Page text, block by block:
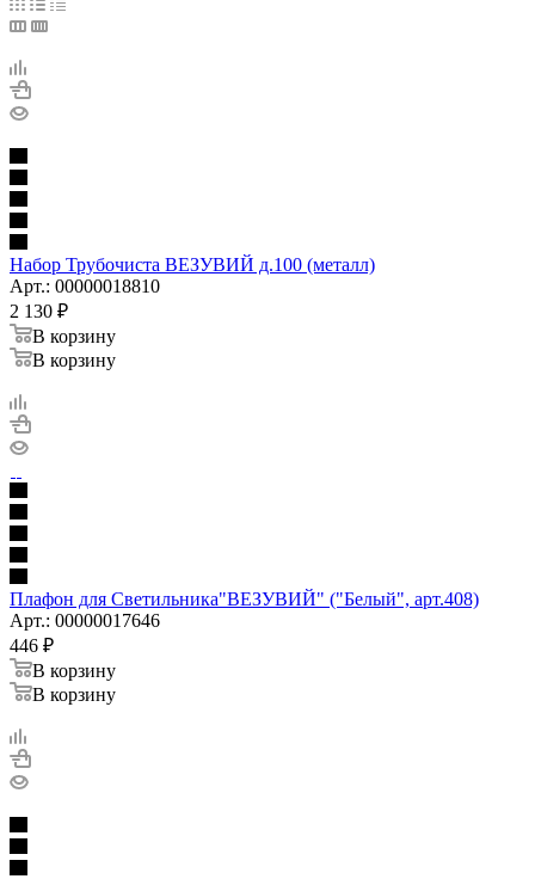
Набор Трубочиста ВЕЗУВИЙ д.100 (металл)
Арт.: 00000018810
2 130 ₽
В корзину
В корзину
Плафон для Светильника"ВЕЗУВИЙ" ("Белый", арт.408)
Арт.: 00000017646
446 ₽
В корзину
В корзину